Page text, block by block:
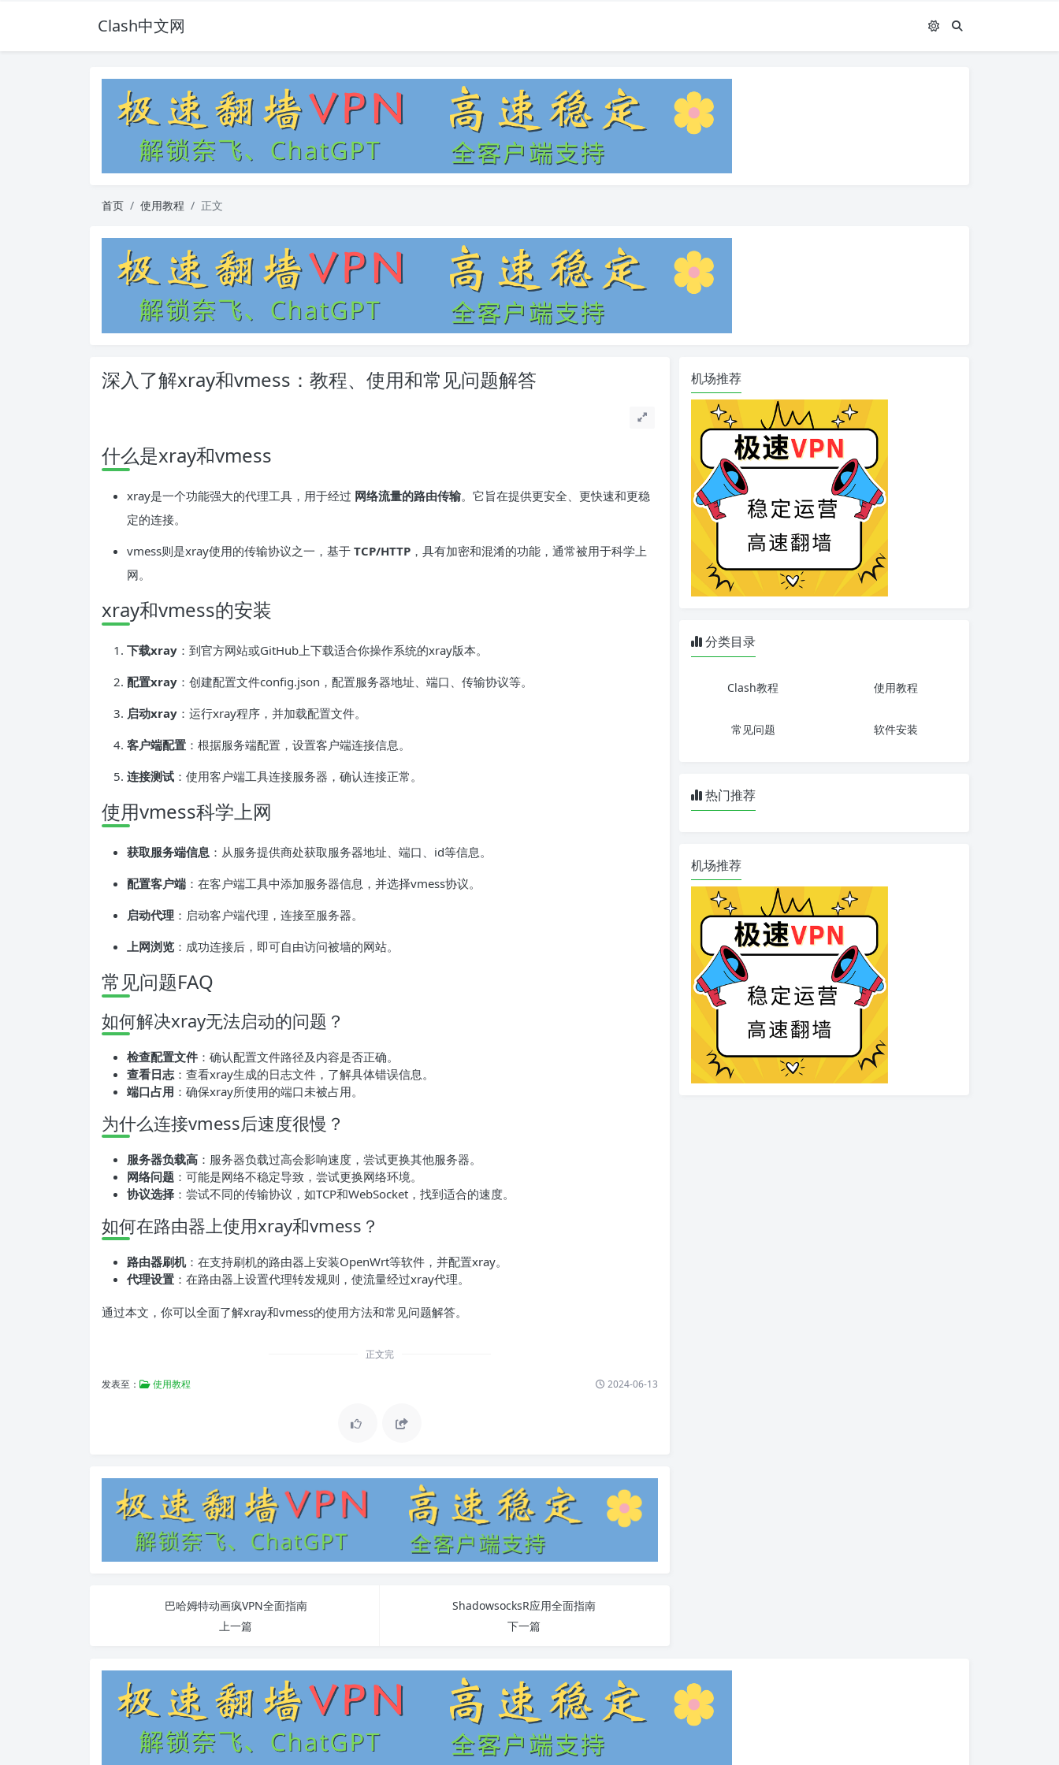
Clash中文网
首页 使用教程 正文
深入了解xray和vmess：教程、使用和常见问题解答
什么是xray和vmess
xray是一个功能强大的代理工具，用于经过 网络流量的路由传输。它旨在提供更安全、更快速和更稳
定的连接。
vmess则是xray使用的传输协议之一，基于 TCP/HTTP ，具有加密和混淆的功能，通常被用于科学上
网。
xray和vmess的安装
下载xray ：到官方网站或GitHub上下载适合你操作系统的xray版本。
配置xray ：创建配置文件config.json，配置服务器地址、端口、传输协议等。
启动xray ：运行xray程序，并加载配置文件。
客户端配置 ：根据服务端配置，设置客户端连接信息。
连接测试 ：使用客户端工具连接服务器，确认连接正常。
使用vmess科学上网
获取服务端信息 ：从服务提供商处获取服务器地址、端口、id等信息。
配置客户端 ：在客户端工具中添加服务器信息，并选择vmess协议。
启动代理 ：启动客户端代理，连接至服务器。
上网浏览 ：成功连接后，即可自由访问被墙的网站。
常见问题FAQ
如何解决xray无法启动的问题？
检查配置文件 ：确认配置文件路径及内容是否正确。
查看日志 ：查看xray生成的日志文件，了解具体错误信息。
端口占用 ：确保xray所使用的端口未被占用。
为什么连接vmess后速度很慢？
服务器负载高 ：服务器负载过高会影响速度，尝试更换其他服务器。
网络问题 ：可能是网络不稳定导致，尝试更换网络环境。
协议选择 ：尝试不同的传输协议，如TCP和WebSocket，找到适合的速度。
如何在路由器上使用xray和vmess？
路由器刷机：在支持刷机的路由器上安装OpenWrt等软件，并配置xray。
代理设置 ：在路由器上设置代理转发规则，使流量经过xray代理。
通过本文，你可以全面了解xray和vmess的使用方法和常见问题解答。
正文完
发表至： 使用教程 2024-06-13
巴哈姆特动画疯VPN全面指南
上一篇
ShadowsocksR应用全面指南
下一篇
机场推荐
分类目录
Clash教程 使用教程
常见问题 软件安装
热门推荐
机场推荐